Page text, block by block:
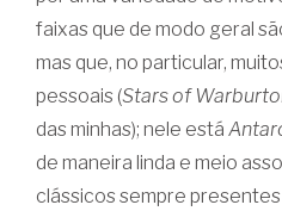
faixas que de modo geral
mas que, no particular,
pessoais (Stars of
das minhas); nele está
de maneira linda e meio
clássicos sempre